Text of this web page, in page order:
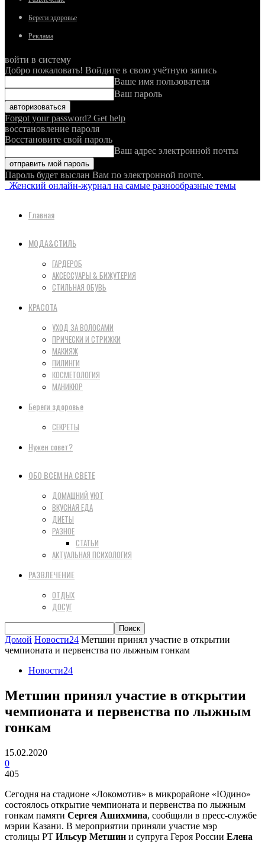
Береги здоровье
Реклама
войти в систему
Добро пожаловать! Войдите в свою учётную запись
Ваше имя пользователя
Ваш пароль
Forgot your password? Get help
восстановление пароля
Восстановите свой пароль
Ваш адрес электронной почты
Пароль будет выслан Вам по электронной почте.
Женский онлайн-журнал на самые разнообразные темы
Главная
МОДА&СТИЛЬ
ГАРДЕРОБ
АКСЕССУАРЫ & БИЖУТЕРИЯ
СТИЛЬНАЯ ОБУВЬ
КРАСОТА
УХОД ЗА ВОЛОСАМИ
ПРИЧЕСКИ И СТРИЖКИ
МАКИЯЖ
ПИЛИНГИ
КОСМЕТОЛОГИЯ
МАНИКЮР
Береги здоровье
СЕКРЕТЫ
Нужен совет?
ОБО ВСЕМ НА СВЕТЕ
ДОМАШНИЙ УЮТ
ВКУСНАЯ ЕДА
ДИЕТЫ
РАЗНОЕ
СТАТЬИ
АКТУАЛЬНАЯ ПСИХОЛОГИЯ
РАЗВЛЕЧЕНИЕ
ОТДЫХ
ДОСУГ
Домой Новости24 Метшин принял участие в открытии
чемпионата и первенства по лыжным гонкам
Новости24
Метшин принял участие в открытии
чемпионата и первенства по лыжным
гонкам
15.02.2020
0
405
Сегодня на стадионе «Локомотив» в микрорайоне «Юдино»
состоялось открытие чемпионата и первенства по лыжным
гонкам памяти Сергея Ашихмина, сообщили в пресс-службе
мэрии Казани. В мероприятии приняли участие мэр
столицы РТ Ильсур Метшин и супруга Героя России Елена